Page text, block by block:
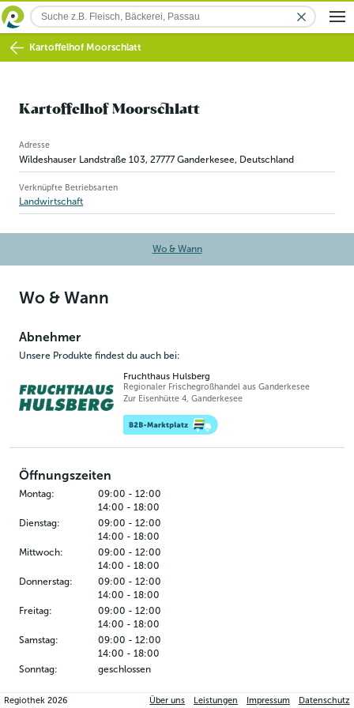
Kartoffelhof Moorschlatt
Kartoffelhof Moorschlatt
Betriebsinformation
Adresse
Wildeshauser Landstraße 103, 27777 Ganderkesee, Deutschland
Verknüpfte Betriebsarten
Landwirtschaft
Wo & Wann
Wo & Wann
Abnehmer
Unsere Produkte findest du auch bei:
Fruchthaus Hulsberg
Regionaler Frischegroßhandel aus Ganderkesee
Zur Eisenhütte 4, Ganderkesee
Öffnungszeiten
Montag: 09:00 - 12:00
14:00 - 18:00
Dienstag: 09:00 - 12:00
14:00 - 18:00
Mittwoch: 09:00 - 12:00
14:00 - 18:00
Donnerstag: 09:00 - 12:00
14:00 - 18:00
Freitag: 09:00 - 12:00
14:00 - 18:00
Samstag: 09:00 - 12:00
14:00 - 18:00
Sonntag: geschlossen
Kontakt
Regiothek2026 Über uns Leistungen Impressum Datenschutz